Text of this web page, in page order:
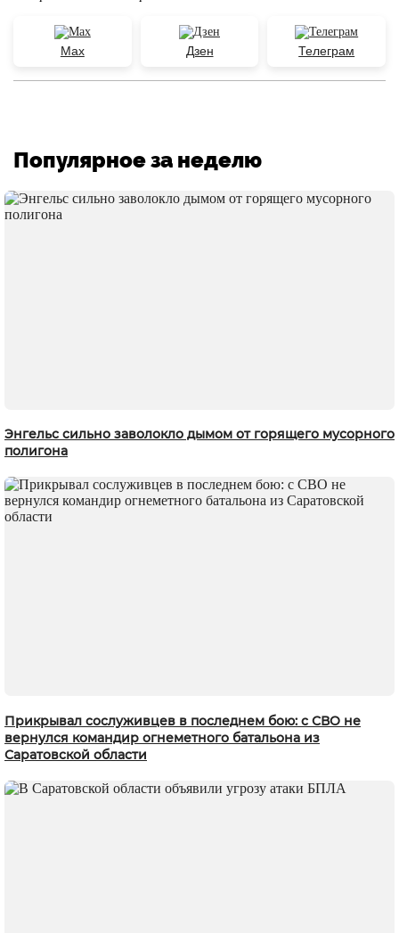
Max Дзен Телеграм
Популярное за неделю
Энгельс сильно заволокло дымом от горящего мусорного
полигона
Прикрывал сослуживцев в последнем бою: с СВО не
вернулся командир огнеметного батальона из
Саратовской области